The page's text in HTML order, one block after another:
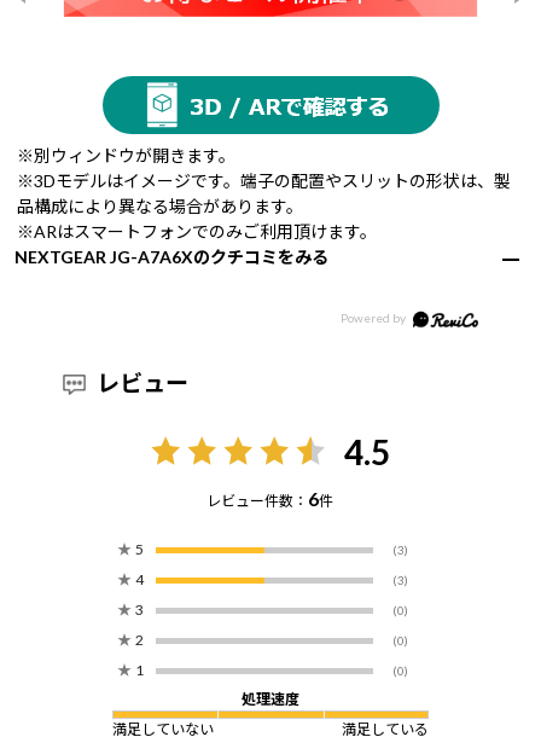
※別ウィンドウが開きます。
※3Dモデルはイメージです。端子の配置やスリットの形状は、製
品構成により異なる場合があります。
※ARはスマートフォンでのみご利用頂けます。
NEXTGEAR JG-A7A6Xのクチコミをみる
レビュー
4.5
レビュー件数： 6件
★ 5 (3)
★ 4 (3)
★ 3 (0)
★ 2 (0)
★ 1 (0)
処理速度
満足していない
満足している